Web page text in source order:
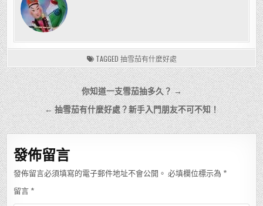
TAGGED 抽雪茄有什麼好處
文
章
導
覽
你知道一支雪茄抽多久？ →
← 抽雪茄有什麼好處？新手入門朋友不可不知！
發佈留言
發佈留言必須填寫的電子郵件地址不會公開。 必填欄位標示為 *
留言 *